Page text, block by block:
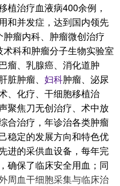
植治疗血液病400余例，
和并发症，达到国内领先
瘤内科、肿瘤微创治疗
术科和肿瘤分子生物实验室
瘤、乳腺癌、消化道肿
肿瘤、 妇科肿瘤、泌尿
、化疗、干细胞移植治
聚焦刀无创治疗、术中放
合治疗，年诊治各类肿瘤
稳定的发展方向和特色优
进的采供血设备，每年完
确保了临床安全用血；同
周血干细胞采集与临床治